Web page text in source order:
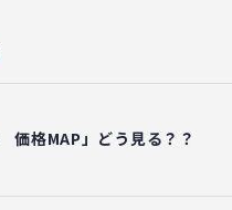
格MAP」どう見る？？